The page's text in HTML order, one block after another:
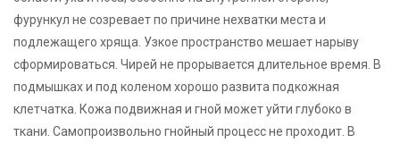
фурункул не созревает по причине нехватки места и
подлежащего хряща. Узкое пространство мешает нарыву
сформироваться. Чирей не прорывается длительное время. В
подмышках и под коленом хорошо развита подкожная
клетчатка. Кожа подвижная и гной может уйти глубоко в
ткани. Самопроизвольно гнойный процесс не проходит. В